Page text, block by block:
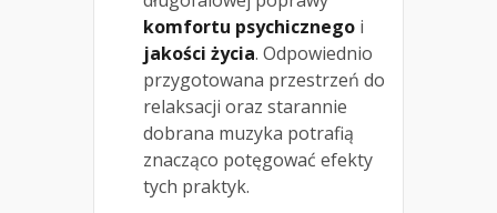
komfortu psychicznego i
jakości życia. Odpowiednio
przygotowana przestrzeń do
relaksacji oraz starannie
dobrana muzyka potrafią
znacząco potęgować efekty
tych praktyk.